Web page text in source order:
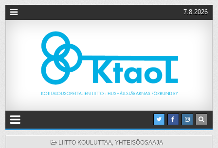
7.8.2026
POSTED
LIITTO KOULUTTAA, YHTEISÖOSAAJA